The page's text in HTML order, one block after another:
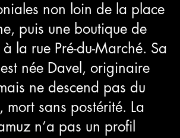
non loin de la place
puis une boutique de
la rue Pré-du-Marché. Sa
est née Davel, originaire
ne descend pas du
mort sans postérité. La
n’a pas un profil